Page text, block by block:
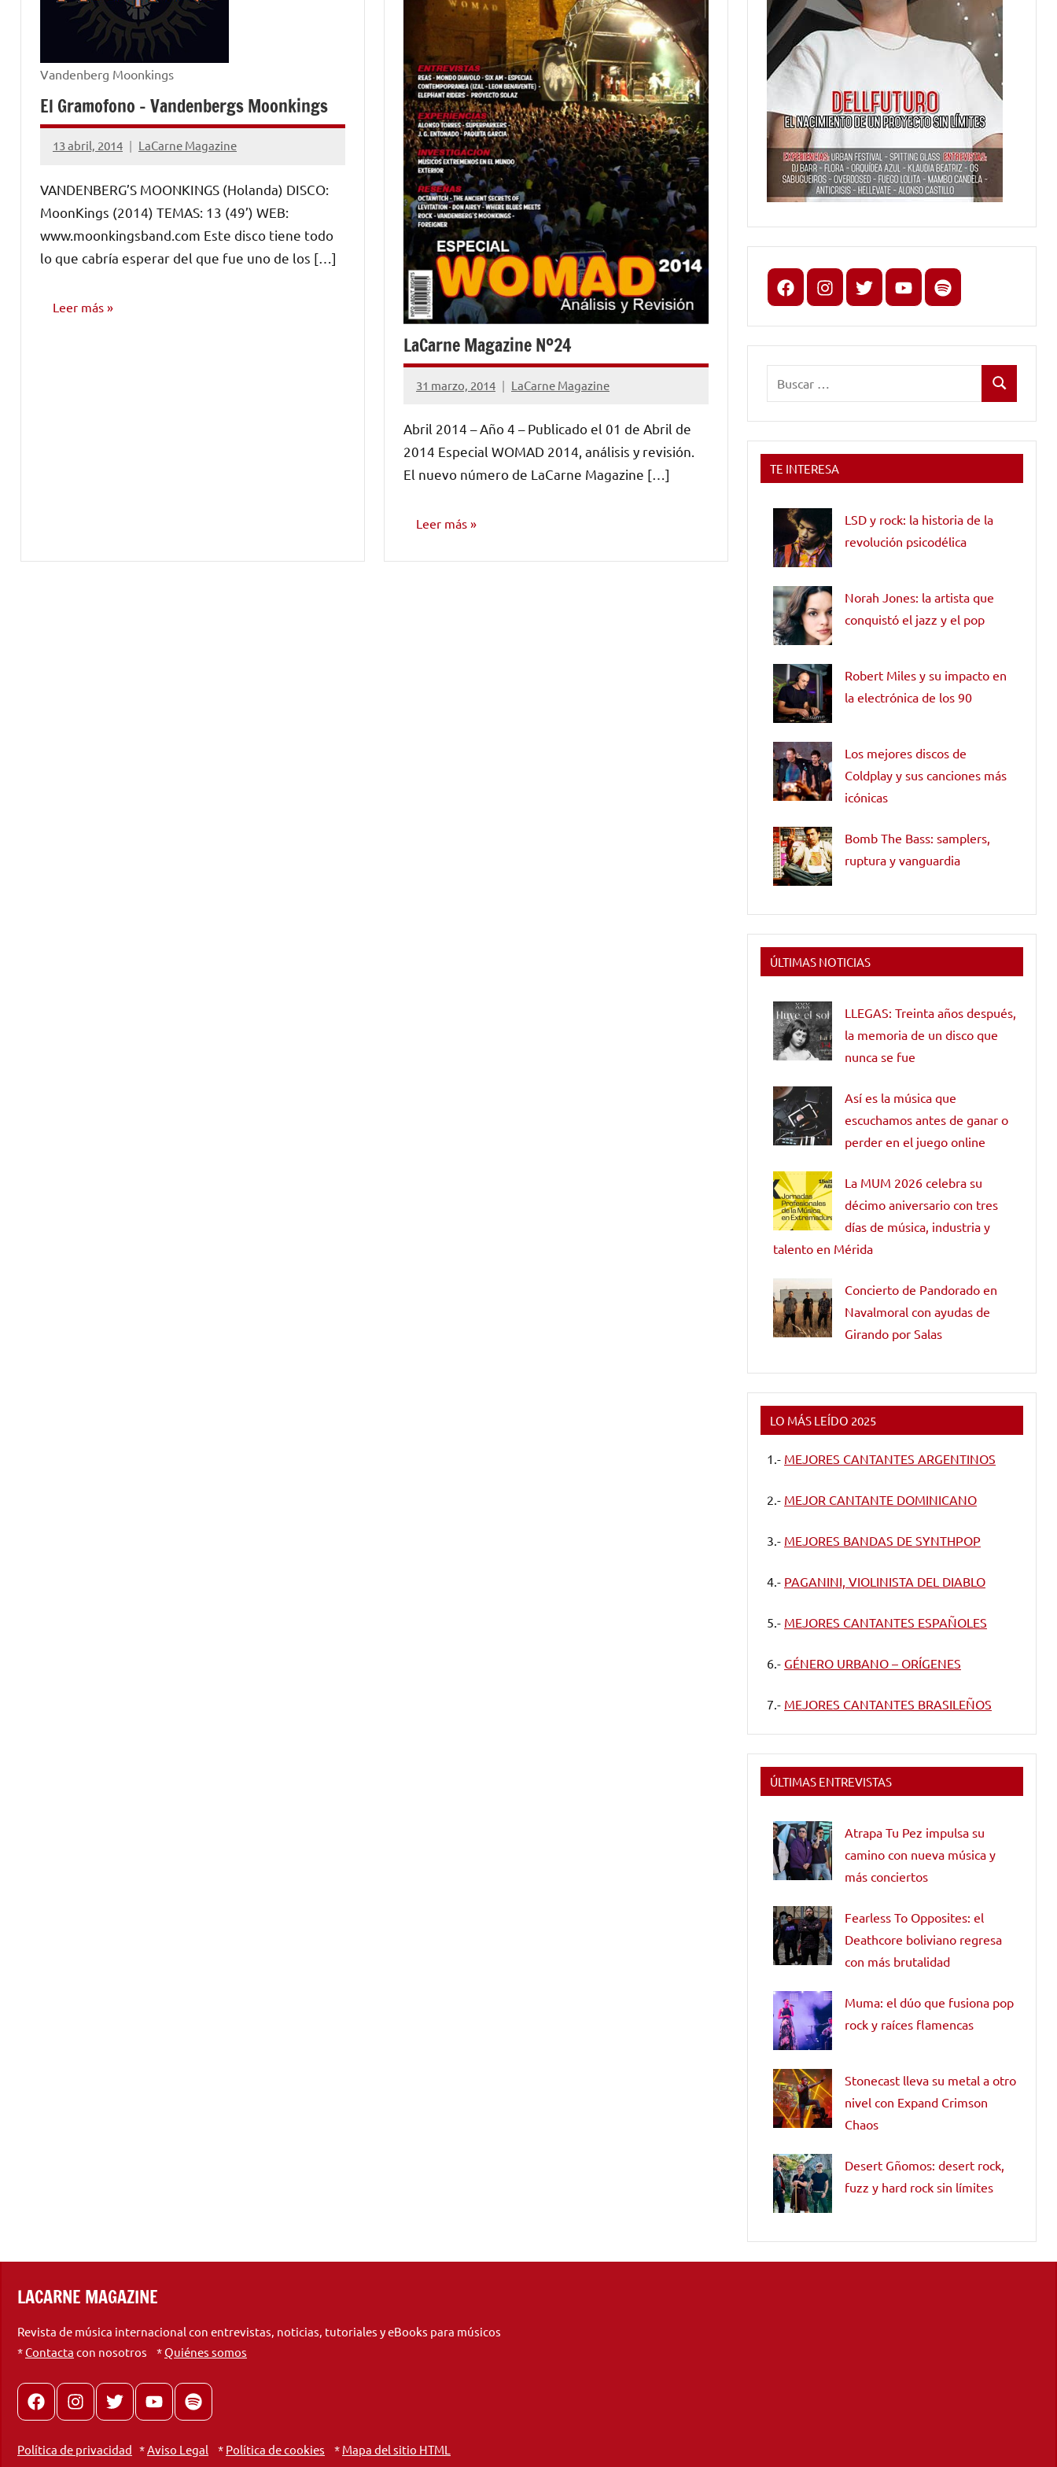
Vandenberg Moonkings
El Gramofono – Vandenbergs Moonkings
13 abril, 2014 LaCarne Magazine
No
comentarios
VANDENBERG’S MOONKINGS (Holanda) DISCO:
MoonKings (2014) TEMAS: 13 (49’) WEB:
www.moonkingsband.com Este disco tiene todo
lo que cabría esperar del que fue uno de los […]
Leer más
LaCarne Magazine Nº24
31 marzo, 2014 LaCarne Magazine
No
comentarios
Abril 2014 – Año 4 – Publicado el 01 de Abril de
2014 Especial WOMAD 2014, análisis y revisión.
El nuevo número de LaCarne Magazine […]
Leer más
FacebookInstagram
X youtubespotify
Buscar
TE INTERESA
LSD y rock: la historia de la
revolución psicodélica
Norah Jones: la artista que
conquistó el jazz y el pop
Robert Miles y su impacto en
la electrónica de los 90
Los mejores discos de
Coldplay y sus canciones más
icónicas
Bomb The Bass: samplers,
ruptura y vanguardia
ÚLTIMAS NOTICIAS
LLEGAS: Treinta años después,
la memoria de un disco que
nunca se fue
Así es la música que
escuchamos antes de ganar o
perder en el juego online
La MUM 2026 celebra su
décimo aniversario con tres
días de música, industria y
talento en Mérida
Concierto de Pandorado en
Navalmoral con ayudas de
Girando por Salas
LO MÁS LEÍDO 2025
1.- MEJORES CANTANTES ARGENTINOS
2.- MEJOR CANTANTE DOMINICANO
3.- MEJORES BANDAS DE SYNTHPOP
4.- PAGANINI, VIOLINISTA DEL DIABLO
5.- MEJORES CANTANTES ESPAÑOLES
6.- GÉNERO URBANO – ORÍGENES
7.- MEJORES CANTANTES BRASILEÑOS
ÚLTIMAS ENTREVISTAS
Atrapa Tu Pez impulsa su
camino con nueva música y
más conciertos
Fearless To Opposites: el
Deathcore boliviano regresa
con más brutalidad
Muma: el dúo que fusiona pop
rock y raíces flamencas
Stonecast lleva su metal a otro
nivel con Expand Crimson
Chaos
Desert Gñomos: desert rock,
fuzz y hard rock sin límites
LACARNE MAGAZINE
Revista de música internacional con entrevistas, noticias, tutoriales y eBooks para músicos
*Contacta con nosotros *Quiénes somos
FacebookInstagram
X youtubespotify
Política de privacidad *Aviso Legal * Política de cookies * Mapa del sitio HTML